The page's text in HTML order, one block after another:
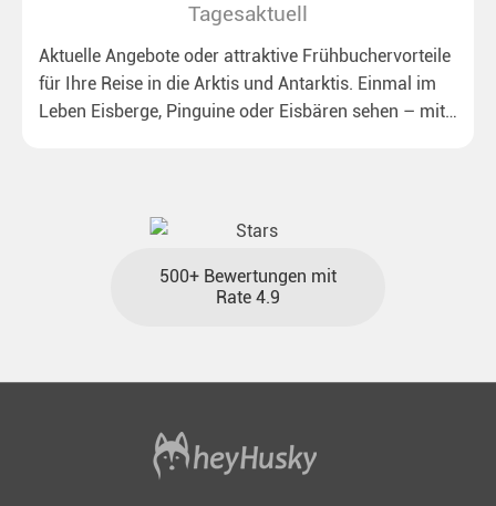
Tagesaktuell
Aktuelle Angebote oder attraktive Frühbuchervorteile
für Ihre Reise in die Arktis und Antarktis. Einmal im
Leben Eisberge, Pinguine oder Eisbären sehen – mit
500+ Bewertungen mit
Rate 4.9